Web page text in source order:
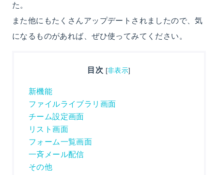
た。
また他にもたくさんアップデートされましたので、気
になるものがあれば、ぜひ使ってみてください。
目次 [非表示]
新機能
ファイルライブラリ画面
チーム設定画面
リスト画面
フォーム一覧画面
一斉メール配信
その他